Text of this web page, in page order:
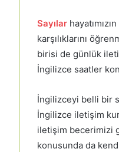
Sayılar
karşılıklarını
birisi de günlük
İngilizce saatler
İngilizceyi belli bir
İngilizce iletişim
iletişim becerimizi
konusunda da